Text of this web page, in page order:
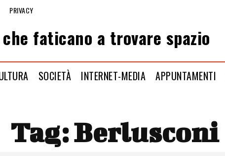
PRIVACY
faticano a trovare spazio
SOCIETÀ INTERNET-MEDIA APPUNTAMENTI
Tag:Berlusconi